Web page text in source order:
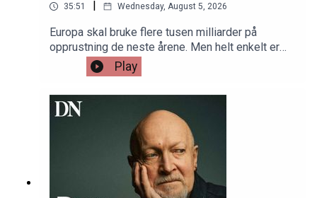
35:51 Wednesday, August 5, 2026
Europa skal bruke flere tusen milliarder på
opprustning de neste årene. Men helt enkelt er
det ikke. Både politisk, økonomisk og industrielt
er det flere skjær i sjøen. Denne spesialutgaven
av DNs podcast Den politiske situasjonen handler
om Europas kronglete vei mot å kunne forsvare
seg selv uten USA. Med DNs kommentatorer
Simen Ekern og Sverre Strandhagen.
Programleder er politisk redaktør Frithjof
Play